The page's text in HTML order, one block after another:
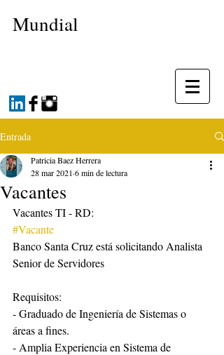
Mundial
Entrada
Vacantes
Patricia Baez Herrera
28 mar 2021 6 min de lectura
Vacantes TI - RD:
#Vacante
Banco Santa Cruz está solicitando Analista
Senior de Servidores
Requisitos:
- Graduado de Ingeniería de Sistemas o
áreas a fines.
- Amplia Experiencia en Sistema de